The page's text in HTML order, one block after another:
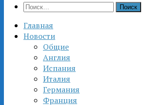
Найти:
Главная
Новости
Общие
Англия
Испания
Италия
Германия
Франция